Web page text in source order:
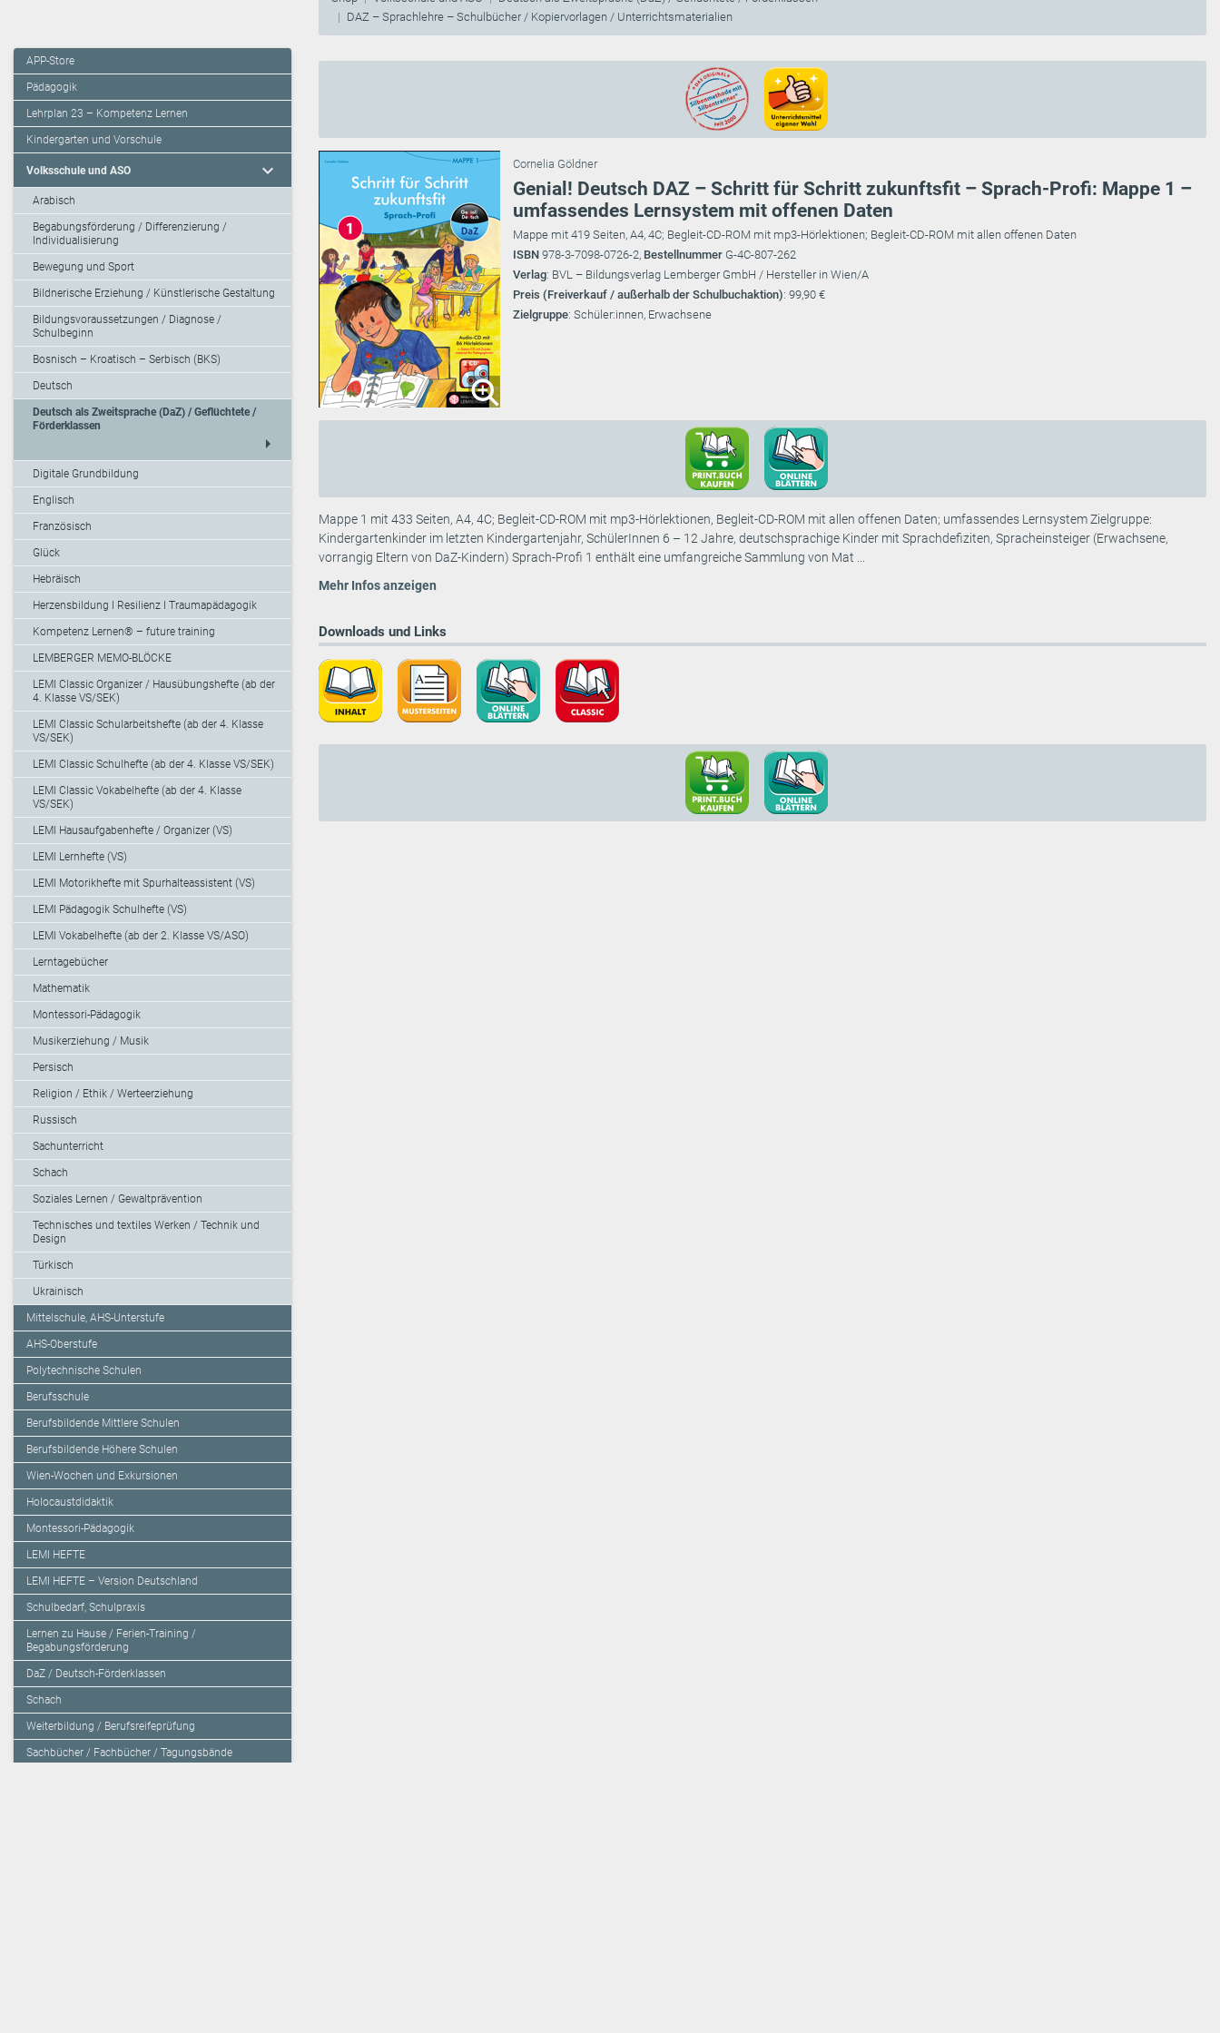
DAZ – Sprachlehre – Schulbücher / Kopiervorlagen / Unterrichtsmaterialien
APP-Store
Pädagogik
Lehrplan 23 – Kompetenz Lernen
Kindergarten und Vorschule
Volksschule und ASO expand_more
Arabisch
Begabungsförderung / Differenzierung /
Individualisierung
Bewegung und Sport
Bildnerische Erziehung / Künstlerische Gestaltung
Bildungsvoraussetzungen / Diagnose /
Schulbeginn
Bosnisch – Kroatisch – Serbisch (BKS)
Deutsch
Deutsch als Zweitsprache (DaZ) / Geflüchtete /
Förderklassen
arrow_right
Digitale Grundbildung
Englisch
Französisch
Glück
Hebräisch
Herzensbildung I Resilienz I Traumapädagogik
Kompetenz Lernen® – future training
LEMBERGER MEMO-BLÖCKE
LEMI Classic Organizer / Hausübungshefte (ab der
4. Klasse VS/SEK)
LEMI Classic Schularbeitshefte (ab der 4. Klasse
VS/SEK)
LEMI Classic Schulhefte (ab der 4. Klasse VS/SEK)
LEMI Classic Vokabelhefte (ab der 4. Klasse
VS/SEK)
LEMI Hausaufgabenhefte / Organizer (VS)
LEMI Lernhefte (VS)
LEMI Motorikhefte mit Spurhalteassistent (VS)
LEMI Pädagogik Schulhefte (VS)
LEMI Vokabelhefte (ab der 2. Klasse VS/ASO)
Lerntagebücher
Mathematik
Montessori-Pädagogik
Musikerziehung / Musik
Persisch
Religion / Ethik / Werteerziehung
Russisch
Sachunterricht
Schach
Soziales Lernen / Gewaltprävention
Technisches und textiles Werken / Technik und
Design
Türkisch
Ukrainisch
Mittelschule, AHS-Unterstufe
AHS-Oberstufe
Polytechnische Schulen
Berufsschule
Berufsbildende Mittlere Schulen
Berufsbildende Höhere Schulen
Wien-Wochen und Exkursionen
Holocaustdidaktik
Montessori-Pädagogik
LEMI HEFTE
LEMI HEFTE – Version Deutschland
Schulbedarf, Schulpraxis
Lernen zu Hause / Ferien-Training /
Begabungsförderung
DaZ / Deutsch-Förderklassen
Schach
Weiterbildung / Berufsreifeprüfung
Sachbücher / Fachbücher / Tagungsbände
Cornelia Göldner
Genial! Deutsch DAZ – Schritt für Schritt zukunftsfit – Sprach-Profi: Mappe 1 –
umfassendes Lernsystem mit offenen Daten
Mappe mit 419 Seiten, A4, 4C; Begleit-CD-ROM mit mp3-Hörlektionen; Begleit-CD-ROM mit allen offenen Daten
ISBN 978-3-7098-0726-2, Bestellnummer G-4C-807-262
Verlag: BVL – Bildungsverlag Lemberger GmbH / Hersteller in Wien/A
Preis (Freiverkauf / außerhalb der Schulbuchaktion): 99,90 €
Zielgruppe: Schüler:innen, Erwachsene
Mappe 1 mit 433 Seiten, A4, 4C; Begleit-CD-ROM mit mp3-Hörlektionen, Begleit-CD-ROM mit allen offenen Daten; umfassendes Lernsystem Zielgruppe:
Kindergartenkinder im letzten Kindergartenjahr, SchülerInnen 6 – 12 Jahre, deutschsprachige Kinder mit Sprachdefiziten, Spracheinsteiger (Erwachsene,
vorrangig Eltern von DaZ-Kindern) Sprach-Profi 1 enthält eine umfangreiche Sammlung von Mat ...
Mehr Infos anzeigen
Downloads und Links